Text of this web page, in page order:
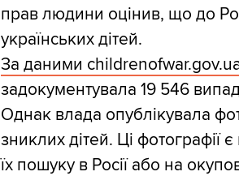
прав людини оцінив, що до
українських дітей.
За даними
задокументувала 19 546
Однак влада опублікувала
зниклих дітей. Ці фотографії
їх пошуку в Росії або на